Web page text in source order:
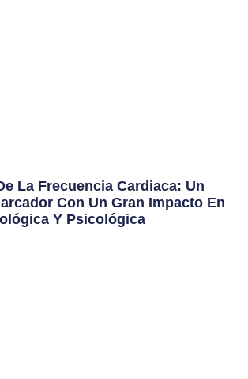
La Frecuencia Cardiaca: Un
Con Un Gran Impacto En
Y Psicológica